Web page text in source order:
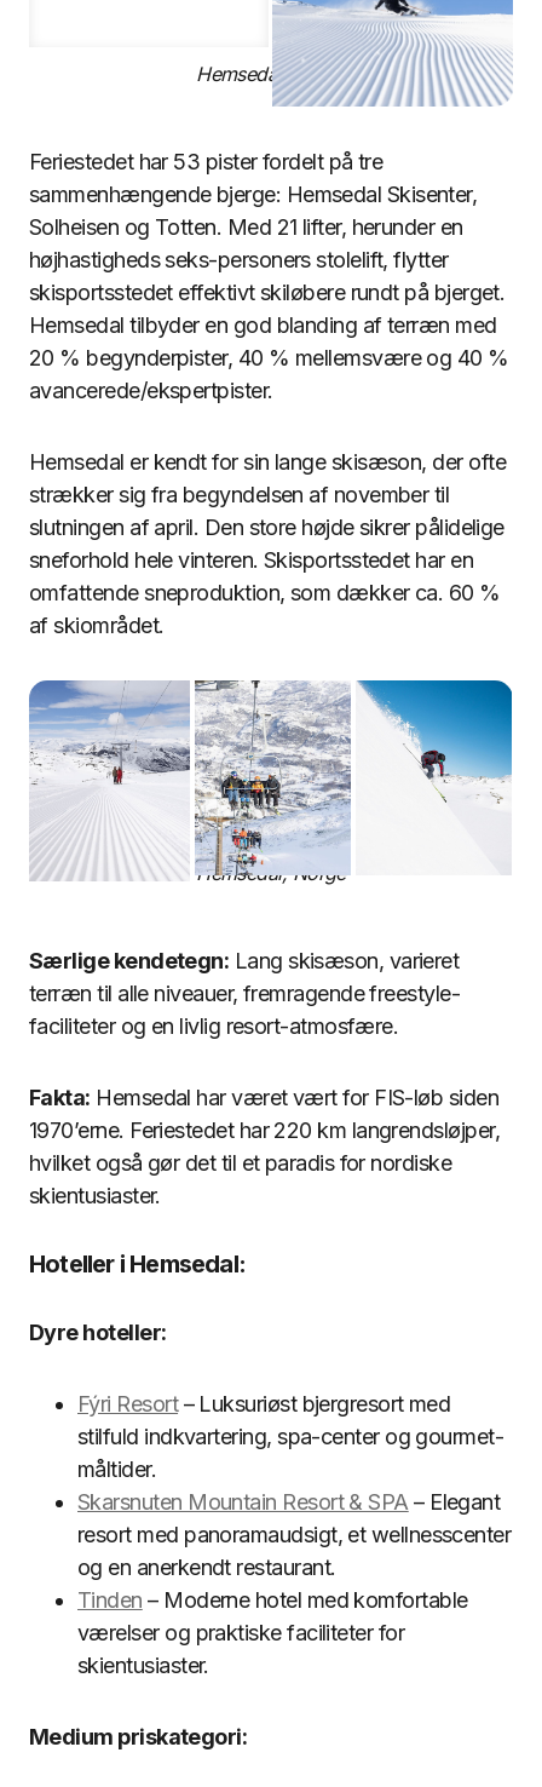
Hemsedal, Norge
Feriestedet har 53 pister fordelt på tre
sammenhængende bjerge: Hemsedal Skisenter,
Solheisen og Totten. Med 21 lifter, herunder en
højhastigheds seks-personers stolelift, flytter
skisportsstedet effektivt skiløbere rundt på bjerget.
Hemsedal tilbyder en god blanding af terræn med
20 % begynderpister, 40 % mellemsvære og 40 %
avancerede/ekspertpister.
Hemsedal er kendt for sin lange skisæson, der ofte
strækker sig fra begyndelsen af november til
slutningen af april. Den store højde sikrer pålidelige
sneforhold hele vinteren. Skisportsstedet har en
omfattende sneproduktion, som dækker ca. 60 %
af skiområdet.
Hemsedal, Norge
Særlige kendetegn: Lang skisæson, varieret
terræn til alle niveauer, fremragende freestyle-
faciliteter og en livlig resort-atmosfære.
Fakta: Hemsedal har været vært for FIS-løb siden
1970’erne. Feriestedet har 220 km langrendsløjper,
hvilket også gør det til et paradis for nordiske
skientusiaster.
Hoteller i Hemsedal:
Dyre hoteller:
Fýri Resort– Luksuriøst bjergresort med
stilfuld indkvartering, spa-center og gourmet-
måltider.
Skarsnuten Mountain Resort & SPA – Elegant
resort med panoramaudsigt, et wellnesscenter
og en anerkendt restaurant.
Tinden – Moderne hotel med komfortable
værelser og praktiske faciliteter for
skientusiaster.
Medium priskategori: